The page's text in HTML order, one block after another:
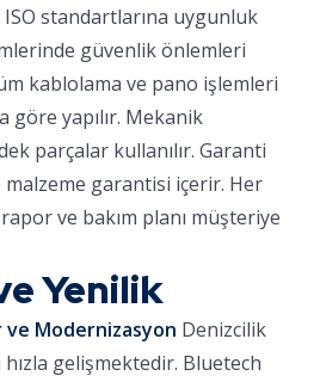
ISO standartlarına uygunluk
güvenlik önlemleri
kablolama ve pano işlemleri
göre yapılır. Mekanik
parçalar kullanılır. Garanti
garantisi içerir. Her
ve bakım planı müşteriye
Yenilik
Modernizasyon Denizcilik
gelişmektedir. Bluetech